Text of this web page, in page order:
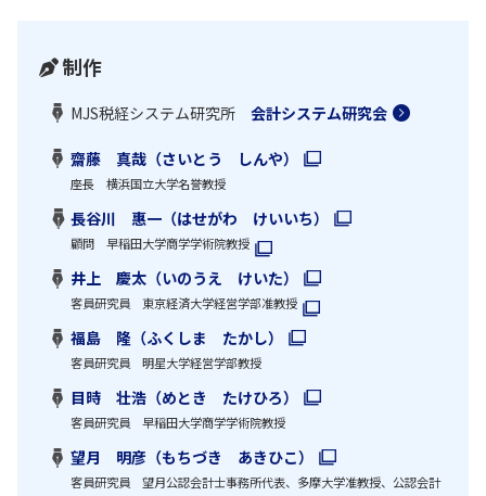
制作
MJS税経システム研究所 会計システム研究会
齋藤 真哉（さいとう しんや）
座長 横浜国立大学名誉教授
長谷川 惠一（はせがわ けいいち）
顧問 早稲田大学商学学術院教授
井上 慶太（いのうえ けいた）
客員研究員 東京経済大学経営学部准教授
福島 隆（ふくしま たかし）
客員研究員 明星大学経営学部教授
目時 壮浩（めとき たけひろ）
客員研究員 早稲田大学商学学術院教授
望月 明彦（もちづき あきひこ）
客員研究員 望月公認会計士事務所代表、多摩大学准教授、公認会計